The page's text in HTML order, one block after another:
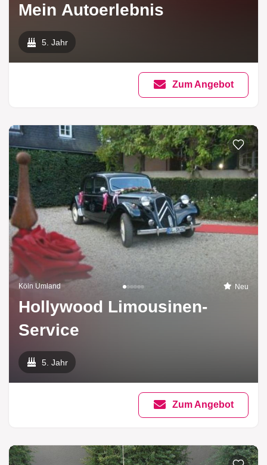
Mein Autoerlebnis
5. Jahr
Zum Angebot
Köln Umland Neu
Hollywood Limousinen-
Service
5. Jahr
Zum Angebot